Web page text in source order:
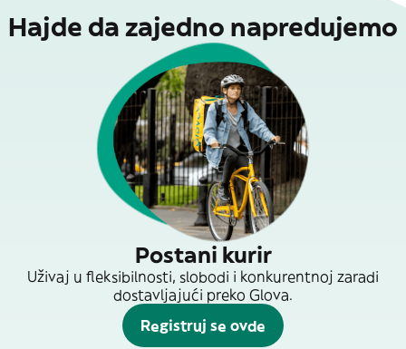
Hajde da zajedno napredujemo
Postani kurir
Uživaj u fleksibilnosti, slobodi i konkurentnoj zaradi
dostavljajući preko Glova.
Registruj se ovde